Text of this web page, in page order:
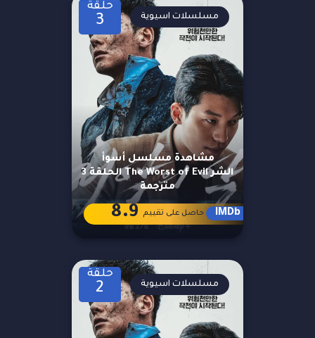
حلقة
3
مشاهدة مسلسل أسوأ
الشر The Worst of Evil الحلقة 3
مترجمة
مسلسلات اسيوية
IMDb حاصل على تقييم 8.9
حلقة
2 مسلسلات اسيوية